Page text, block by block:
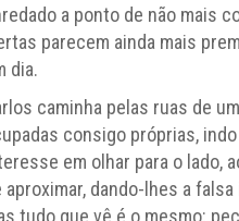
a ponto de não mais
parecem ainda mais
dia.
caminha pelas ruas de
consigo próprias,
em olhar para o lado,
aproximar, dando-lhes a
tudo que vê é o mesmo: